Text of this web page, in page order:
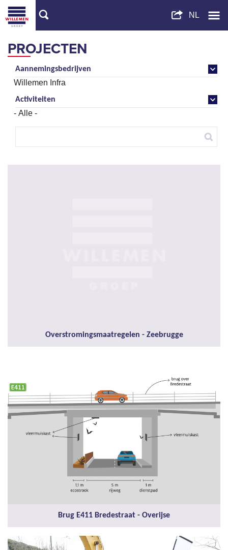
PROJECTEN
Aannemingsbedrijven
Activiteiten
Overstromingsmaatregelen - Zeebrugge
Brug E411 Bredestraat - Overijse